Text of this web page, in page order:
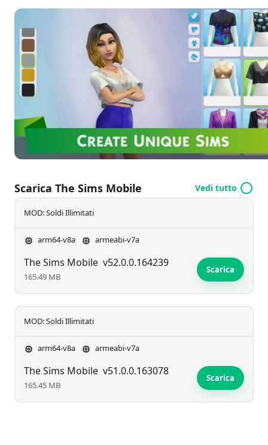
giorno. Imposta obiettivi personali, intraprendi
carriere come dottore o modello e partecipa a
diverse attività e missioni. I giocatori possono
avviare una famiglia e guidare lo sviluppo dei loro
figli, abbracciando possibilità illimitate mentre
costruiscono la casa dei loro sogni e navigano in
uno stile di vita vibrante e rilassato. Immergiti in un
mondo dove la creatività e l'ambizione fioriscono.
Scarica The Sims Mobile Vedi tutto
MOD: Soldi Illimitati
arm64-v8a armeabi-v7a
The Sims Mobile v52.0.0.164239
165.49 MB
Scarica
MOD: Soldi Illimitati
arm64-v8a armeabi-v7a
The Sims Mobile v51.0.0.163078
165.45 MB
Scarica